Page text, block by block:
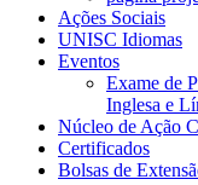
Ações Sociais
UNISC Idiomas
Eventos
Exame de
Inglesa e
Núcleo de Ação
Certificados
Bolsas de